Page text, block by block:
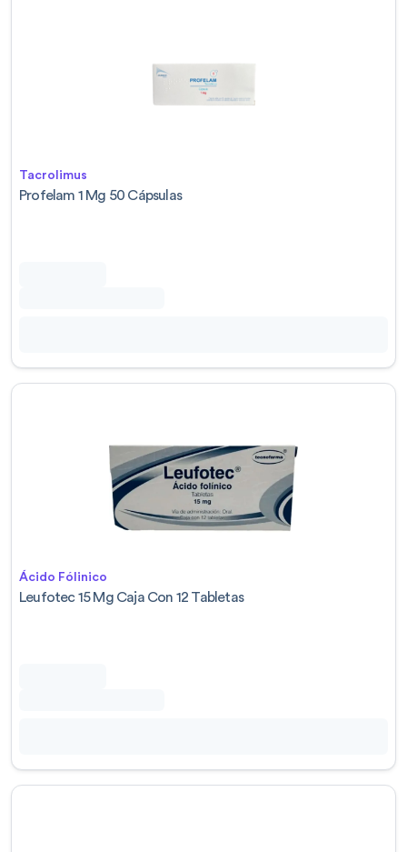
Tacrolimus
Profelam 1 Mg 50 Cápsulas
Ácido Fólinico
Leufotec 15 Mg Caja Con 12 Tabletas